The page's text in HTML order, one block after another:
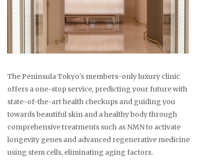
The Peninsula Tokyo's members-only luxury clinic
offers a one-stop service, predicting your future with
state-of-the-art health checkups and guiding you
towards beautiful skin and a healthy body through
comprehensive treatments such as NMN to activate
longevity genes and advanced regenerative medicine
using stem cells, eliminating aging factors.